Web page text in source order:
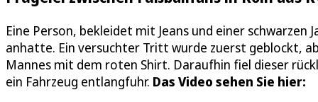
Eine Person, bekleidet mit Jeans und einer
anhatte. Ein versuchter Tritt wurde zuerst geblockt,
Mannes mit dem roten Shirt. Daraufhin fiel dieser
ein Fahrzeug entlangfuhr. Das Video sehen Sie hier: